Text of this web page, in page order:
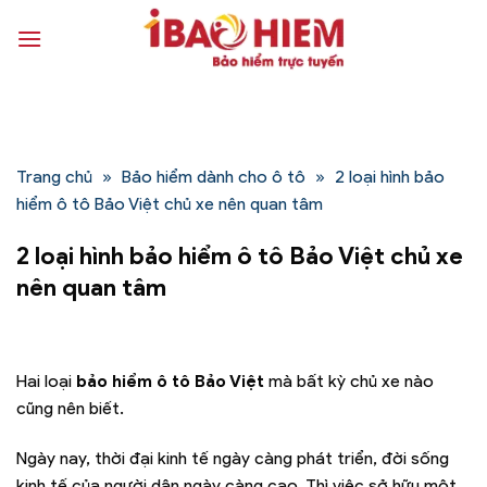
qua
Trang chủ » Bảo hiểm dành cho ô tô » 2 loại hình bảo
hiểm ô tô Bảo Việt chủ xe nên quan tâm
2 loại hình bảo hiểm ô tô Bảo Việt chủ xe
nên quan tâm
Hai loại bảo hiểm ô tô Bảo Việt mà bất kỳ chủ xe nào
cũng nên biết.
Ngày nay, thời đại kinh tế ngày càng phát triển, đời sống